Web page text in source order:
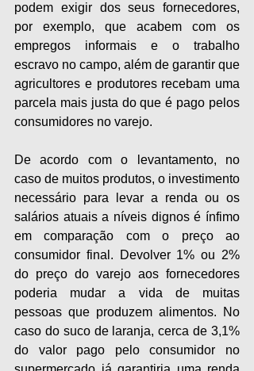
podem exigir dos seus fornecedores,
por exemplo, que acabem com os
empregos informais e o trabalho
escravo no campo, além de garantir que
agricultores e produtores recebam uma
parcela mais justa do que é pago pelos
consumidores no varejo.
De acordo com o levantamento, no
caso de muitos produtos, o investimento
necessário para levar a renda ou os
salários atuais a níveis dignos é ínfimo
em comparação com o preço ao
consumidor final. Devolver 1% ou 2%
do preço do varejo aos fornecedores
poderia mudar a vida de muitas
pessoas que produzem alimentos. No
caso do suco de laranja, cerca de 3,1%
do valor pago pelo consumidor no